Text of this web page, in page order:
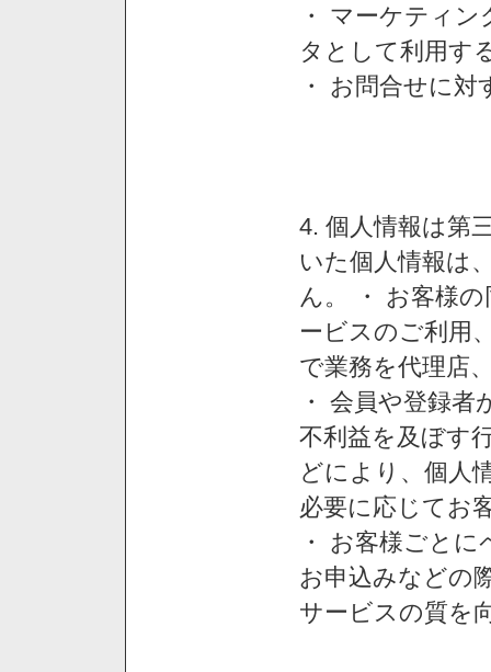
・ マーケティ
タとして利用す
・ お問合せに
4. 個人情報は第
いた個人情報は
ん。 ・ お客様
ービスのご利用
で業務を代理店
・ 会員や登録
不利益を及ぼす
どにより、個人
必要に応じてお
・ お客様ごと
お申込みなどの
サービスの質を